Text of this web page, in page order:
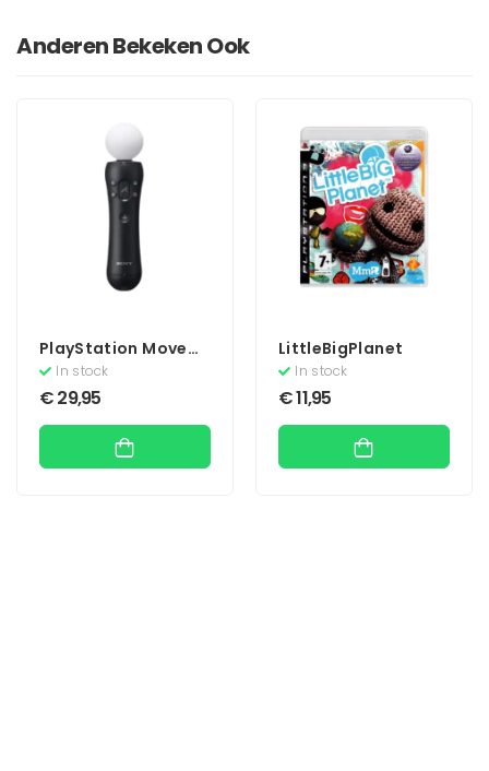
Anderen Bekeken Ook
PlayStation Move
Motion Controller
In stock
€29,95
LittleBigPlanet
In stock
€11,95